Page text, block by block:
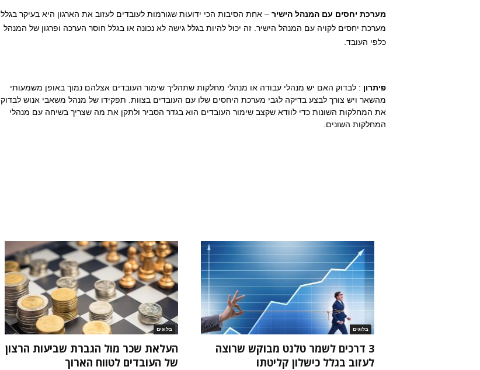
מערכת יחסים עם המנהל הישיר – אחת הסיבות הכי ידועות שגורמות לעובדים לעזוב את הארגון היא בעיקר בגלל
מערכת יחסים לקויה עם המנהל הישיר. זה יכול להיות בגלל גישה לא נכונה או בגלל חוסר הערכה ופרגון של המנהל
כלפי העובד.
פיתרון : לבדוק האם יש מנהלי עבודה או מנהלי מחלקות שתהליך שימור העובדים אצלהם נמוך באופן משמעותי
מהשאר ויש צורך לבצע בדיקה לגבי מערכת היחסים שלו עם העובדים בצוות. תפקידו של מנהל משאבי אנוש לבדוק
את המחלקות השונות כדי לוודא שקצב שימור העובדים הוא בגדר הסביר ולתקן את מה שצריך בשיחה עם מנהלי
המחלקות השונים.
בלוגים
3 דרכים לשמר טלנט מבוקש שרוצה
לעזוב בגלל כישלון קליטתו
בלוגים
העלאת שכר מול הגברת שביעות הרצון
של העובדים לטווח הארוך